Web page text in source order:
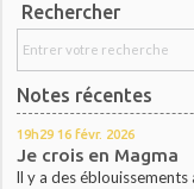
Rechercher
Notes récentes
19h29 16 févr. 2026
Je crois en Magma
ll y a des éblouissements